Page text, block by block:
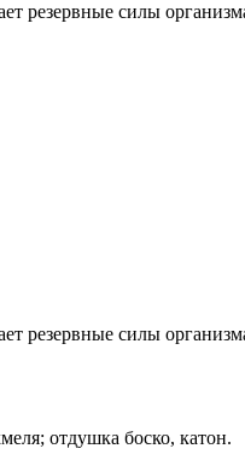
резервные силы
резервные силы
отдушка боско, катон.